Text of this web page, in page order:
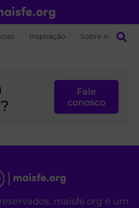
Inspiração Sobre nós
Fale
conosco
maisfe.org é um